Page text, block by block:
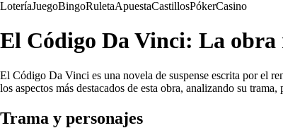
LoteríaJuegoBingoRuletaApuestaCastillosPókerCasino
El Código Da Vinci: La obra
El Código Da Vinci es una novela de suspense escrita por el
los aspectos más destacados de esta obra, analizando su
Trama y personajes